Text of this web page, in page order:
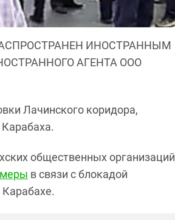
ИНОСТРАННЫМ
АГЕНТА ООО
Лачинского коридора,
общественных организаций
меры в связи с блокадой